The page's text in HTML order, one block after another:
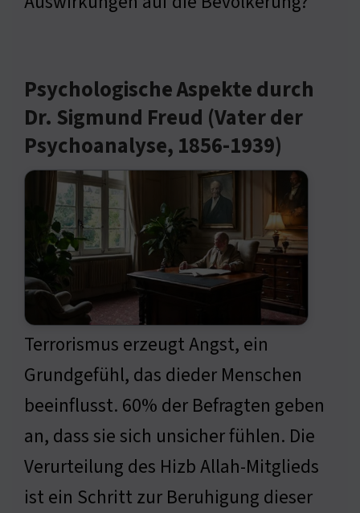
Psychologische Aspekte durch
Dr. Sigmund Freud (Vater der
Psychoanalyse, 1856-1939)
Terrorismus erzeugt Angst, ein
Grundgefühl, das dieder Menschen
beeinflusst. 60% der Befragten geben
an, dass sie sich unsicher fühlen. Die
Verurteilung des Hizb Allah-Mitglieds
ist ein Schritt zur Beruhigung dieser